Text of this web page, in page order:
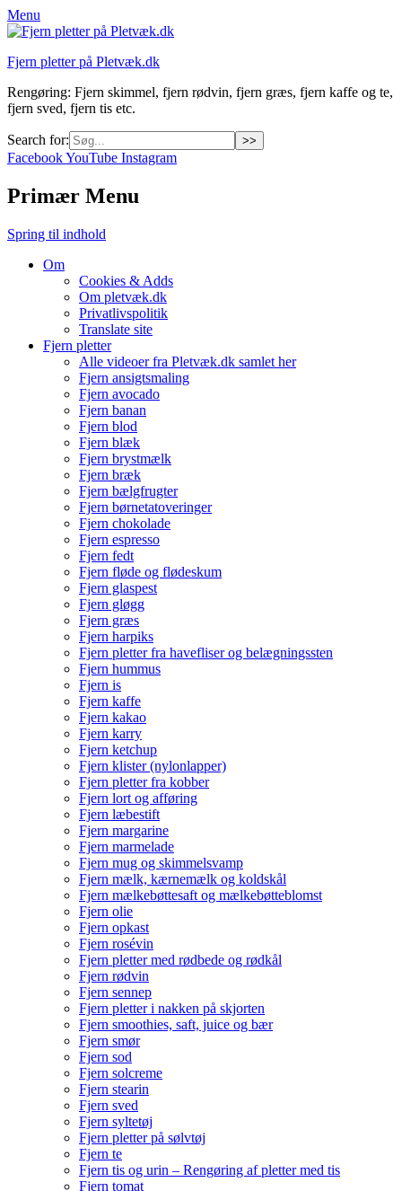
Menu
Fjern pletter på Pletvæk.dk
Rengøring: Fjern skimmel, fjern rødvin, fjern græs, fjern kaffe og te,
fjern sved, fjern tis etc.
Search for:
FacebookYouTube Instagram
Primær Menu
Spring til indhold
Om
Cookies & Adds
Om pletvæk.dk
Privatlivspolitik
Translate site
Fjern pletter
Alle videoer fra Pletvæk.dk samlet her
Fjern ansigtsmaling
Fjern avocado
Fjern banan
Fjern blod
Fjern blæk
Fjern brystmælk
Fjern bræk
Fjern bælgfrugter
Fjern børnetatoveringer
Fjern chokolade
Fjern espresso
Fjern fedt
Fjern fløde og flødeskum
Fjern glaspest
Fjern gløgg
Fjern græs
Fjern harpiks
Fjern pletter fra havefliser og belægningssten
Fjern hummus
Fjern is
Fjern kaffe
Fjern kakao
Fjern karry
Fjern ketchup
Fjern klister (nylonlapper)
Fjern pletter fra kobber
Fjern lort og afføring
Fjern læbestift
Fjern margarine
Fjern marmelade
Fjern mug og skimmelsvamp
Fjern mælk, kærnemælk og koldskål
Fjern mælkebøttesaft og mælkebøtteblomst
Fjern olie
Fjern opkast
Fjern rosévin
Fjern pletter med rødbede og rødkål
Fjern rødvin
Fjern sennep
Fjern pletter i nakken på skjorten
Fjern smoothies, saft, juice og bær
Fjern smør
Fjern sod
Fjern solcreme
Fjern stearin
Fjern sved
Fjern syltetøj
Fjern pletter på sølvtøj
Fjern te
Fjern tis og urin – Rengøring af pletter med tis
Fjern tomat